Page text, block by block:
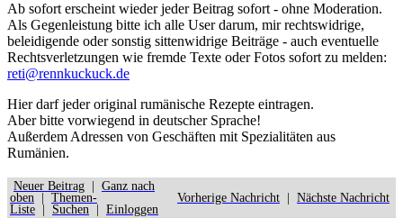
Ab sofort erscheint wieder jeder Beitrag sofort - ohne Moderation.
Als Gegenleistung bitte ich alle User darum, mir rechtswidrige,
beleidigende oder sonstig sittenwidrige Beiträge - auch eventuelle
Rechtsverletzungen wie fremde Texte oder Fotos sofort zu melden:
reti@rennkuckuck.de
Hier darf jeder original rumänische Rezepte eintragen.
Aber bitte vorwiegend in deutscher Sprache!
Außerdem Adressen von Geschäften mit Spezialitäten aus
Rumänien.
Neuer Beitrag
Ganz nach
oben
Themen-
Liste
Suchen Einloggen
Vorherige Nachricht Nächste Nachricht